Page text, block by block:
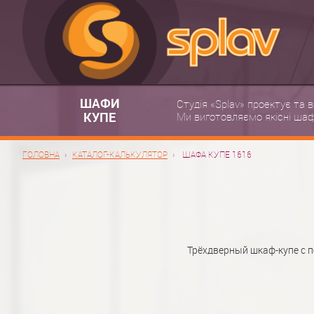
ШАФИ
КУПЕ
Студія «Splav» проектує
Ми виготовляємо якісні
ГОЛОВНА КАТАЛОГ-КАЛЬКУЛЯТОР ШАФА КУПЕ 1616
Трёхдверный шкаф-купе с